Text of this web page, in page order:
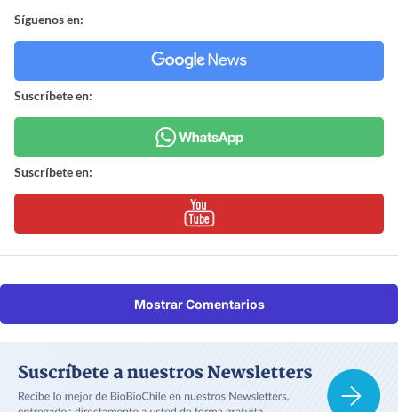
Síguenos en:
Suscríbete en:
Suscríbete en:
Mostrar Comentarios